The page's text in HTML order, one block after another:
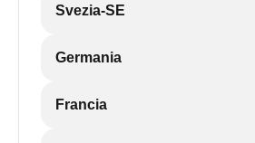
Svezia-SE
Germania
Francia